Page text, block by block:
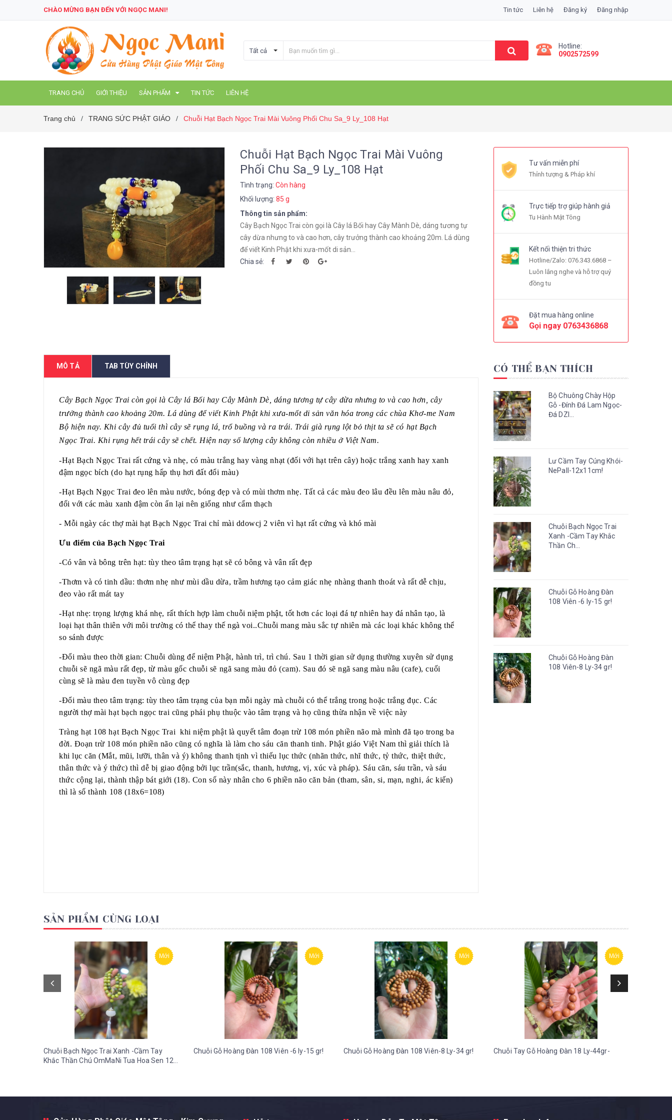
CHÀO MỪNG BẠN ĐẾN VỚI NGỌC MANI! Tin tức Liên hệ Đăng ký Đăng nhập
Tất cả
Hotline:
0902572599
TRANG CHỦ GIỚI THIỆU SẢN PHẨM TIN TỨC LIÊN HỆ
Trang chủ / TRANG SỨC PHẬT GIÁO / Chuỗi Hạt Bạch Ngọc Trai Mài Vuông Phối Chu Sa_9 Ly_108 Hạt
Chuỗi Hạt Bạch Ngọc Trai Mài Vuông
Phối Chu Sa_9 Ly_108 Hạt
Tình trạng: Còn hàng
Khối lượng: 85 g
Thông tin sản phẩm:
Cây Bạch Ngọc Trai còn gọi là Cây lá Bối hay Cây Mành Dè, dáng tương tự
cây dừa nhưng to và cao hơn, cây trưởng thành cao khoảng 20m. Lá dùng
để viết Kinh Phật khi xưa-mốt di sản...
Chia sẻ:
MÔ TẢ TAB TÙY CHỈNH
Cây Bạch Ngọc Trai còn gọi là Cây lá Bối hay Cây Mành Dè, dáng tương tự cây dừa nhưng to và cao hơn, cây
trưởng thành cao khoảng 20m. Lá dùng để viết Kinh Phật khi xưa-mốt di sản văn hóa trong các chùa Khơ-me Nam
Bộ hiện nay. Khi cây đủ tuổi thì cây sẽ rụng lá, trổ buồng và ra trái. Trái già rụng lột bỏ thịt ta sẽ có hạt Bạch
Ngọc Trai. Khi rụng hết trái cây sẽ chết. Hiện nay số lượng cây không còn nhiều ở Việt Nam.
-Hạt Bạch Ngọc Trai rất cứng và nhẹ, có màu trắng hay vàng nhạt (đối với hạt trên cây) hoặc trắng xanh hay xanh
đậm ngọc bích (do hạt rụng hấp thụ hơi đất đổi màu)
-Hạt Bạch Ngọc Trai đeo lên màu nước, bóng đẹp và có mùi thơm nhẹ. Tất cả các màu đeo lâu đều lên màu nâu đỏ,
đối với các màu xanh đậm còn ẩn lại nên giống như cẩm thạch
- Mỗi ngày các thợ mài hạt Bạch Ngọc Trai chỉ mài ddowcj 2 viên vì hạt rất cứng và khó mài
Ưu điểm của Bạch Ngọc Trai
-Có vân và bông trên hạt: tùy theo tâm trạng hạt sẽ có bông và vân rất đẹp
-Thơm và có tinh dầu: thơm nhẹ như mùi dầu dừa, trầm hương tạo cảm giác nhẹ nhàng thanh thoát và rất dễ chịu,
đeo vào rất mát tay
-Hạt nhẹ: trọng lượng khá nhẹ, rất thích hợp làm chuỗi niệm phật, tốt hơn các loại đá tự nhiên hay đá nhân tạo, là
loại hạt thân thiên với môi trường có thể thay thế ngà voi..Chuỗi mang màu sắc tự nhiên mà các loại khác không thể
so sánh được
-Đổi màu theo thời gian: Chuỗi dùng để niệm Phật, hành trì, trì chú. Sau 1 thời gian sử dụng thường xuyên sử dụng
chuỗi sẽ ngã màu rất đẹp, từ màu gốc chuỗi sẽ ngã sang màu đỏ (cam). Sau đó sẽ ngã sang màu nâu (cafe), cuối
cùng sẽ là màu đen tuyền vô cùng đẹp
-Đổi màu theo tâm trạng: tùy theo tâm trạng của bạn mỗi ngày mà chuỗi có thể trắng trong hoặc trắng đục. Các
người thợ mài hạt bạch ngọc trai cũng phái phụ thuộc vào tâm trạng và họ cũng thừa nhận về việc này
Tràng hạt 108 hạt Bạch Ngọc Trai khi niệm phật là quyết tâm đoạn trừ 108 món phiền não mà mình đã tạo trong ba
đời. Đoạn trừ 108 món phiền não cũng có nghĩa là làm cho sáu căn thanh tinh. Phật giáo Việt Nam thì giải thích là
khi lục căn (Mắt, mũi, lưỡi, thân và ý) không thanh tịnh vì thiếu lục thức (nhãn thức, nhĩ thức, tỷ thức, thiệt thức,
thân thức và ý thức) thì dễ bị giao động bởi lục trần(sắc, thanh, hương, vị, xúc và pháp). Sáu căn, sáu trần, và sáu
thức cộng lại, thành thập bát giới (18). Con số này nhân cho 6 phiền não căn bản (tham, sân, si, mạn, nghi, ác kiến)
thì là số thành 108 (18x6=108)
Tư vấn miễn phí
Thỉnh tượng & Pháp khí
Trực tiếp trợ giúp hành giả
Tu Hành Mật Tông
Kết nối thiện tri thức
Hotline/Zalo: 076.343.6868 –
Luôn lắng nghe và hỗ trợ quý
đồng tu
Đặt mua hàng online
Gọi ngay 0763436868
CÓ THỂ BẠN THÍCH
Bộ Chuông Chày Hộp
Gỗ -Đính Đá Lam Ngọc-
Đá DZI...
Lư Cầm Tay Cúng Khói-
NePall-12x11cm!
Chuỗi Bạch Ngọc Trai
Xanh -Cầm Tay Khắc
Thần Ch...
Chuỗi Gỗ Hoàng Đàn
108 Viên -6 ly-15 gr!
Chuỗi Gỗ Hoàng Đàn
108 Viên-8 Ly-34 gr!
SẢN PHẨM CÙNG LOẠI
Mới
Chuỗi Bạch Ngọc Trai Xanh -Cầm Tay
Khắc Thần Chú OmMaNi Tua Hoa Sen 12
Mới
Chuỗi Gỗ Hoàng Đàn 108 Viên -6 ly-15 gr!
Mới
Chuỗi Gỗ Hoàng Đàn 108 Viên-8 Ly-34 gr!
Mới
Chuỗi Tay Gỗ Hoàng Đàn 18 Ly-44gr-